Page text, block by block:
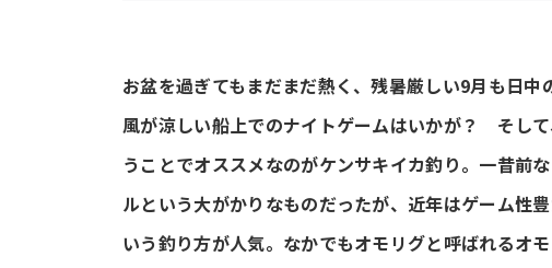
お盆を過ぎてもまだまだ熱く、残暑厳しい9月も日
風が涼しい船上でのナイトゲームはいかが？ そし
うことでオススメなのがケンサキイカ釣り。一昔前
ルという大がかりなものだったが、近年はゲーム性
いう釣り方が人気。なかでもオモリグと呼ばれるオ